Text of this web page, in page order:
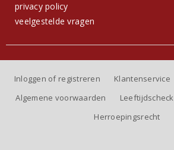
privacy policy
veelgestelde vragen
Inloggen of registreren Klantenservice
Algemene voorwaarden
Leeftijdscheck
Herroepingsrecht